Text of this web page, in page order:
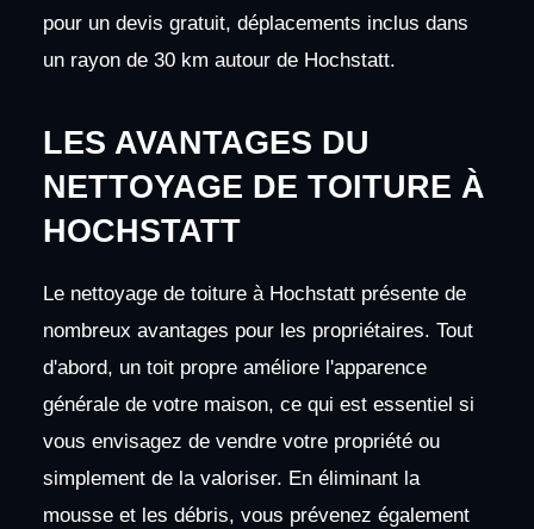
pour un devis gratuit, déplacements inclus dans
un rayon de 30 km autour de Hochstatt.
LES AVANTAGES DU
NETTOYAGE DE TOITURE À
HOCHSTATT
Le nettoyage de toiture à Hochstatt présente de
nombreux avantages pour les propriétaires. Tout
d'abord, un toit propre améliore l'apparence
générale de votre maison, ce qui est essentiel si
vous envisagez de vendre votre propriété ou
simplement de la valoriser. En éliminant la
mousse et les débris, vous prévenez également